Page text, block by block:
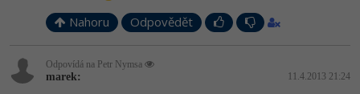
Fórum
Nahoru Odpovědět
Odpovídá na Petr Nymsa
marek: 11.4.2013 21:24